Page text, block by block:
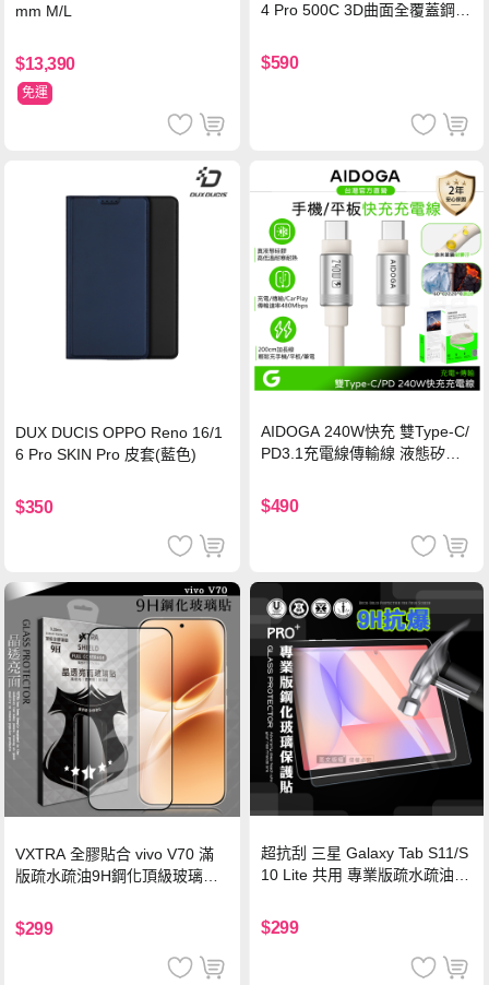
mm M/L
$13,390
免運
4 Pro 500C 3D曲面全覆蓋鋼化
保護貼
$590
DUX DUCIS OPPO Reno 16/1
6 Pro SKIN Pro 皮套(藍色)
$350
AIDOGA 240W快充 雙Type-C/
PD3.1充電線傳輸線 液態矽膠
機/平板/筆電
$490
VXTRA 全膠貼合 vivo V70 滿
版疏水疏油9H鋼化頂級玻璃貼
$299
超抗刮 三星 Galaxy Tab S11/S
10 Lite 共用 專業版疏水疏油9
$299